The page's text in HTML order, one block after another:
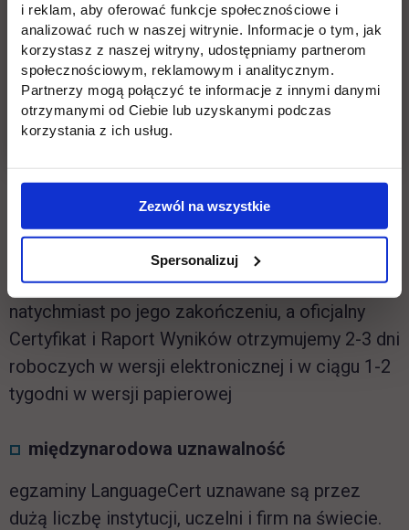
i reklam, aby oferować funkcje społecznościowe i
analizować ruch w naszej witrynie. Informacje o tym, jak
korzystasz z naszej witryny, udostępniamy partnerom
społecznościowym, reklamowym i analitycznym.
Partnerzy mogą połączyć te informacje z innymi danymi
otrzymanymi od Ciebie lub uzyskanymi podczas
korzystania z ich usług.
Zezwól na wszystkie
Spersonalizuj
przez całą dobę, 365 dni w roku
szeroki zakres diagnostyczny
egzamin mierzy wszystkie poziomy
zaawansowania od A1 do C2 wg
natychmiastowe rezultaty
wyniki są dostępne już w ciągu 48h po teście.
(wstępne rezultaty egzaminu znane są
natychmiast po jego zakończeniu, a oficjalny
Certyfikat i Raport Wyników otrzymujemy 2-3 dni
roboczych w wersji elektronicznej i w ciągu 1-2
tygodni w wersji papierowej
międzynarodowa uznawalność
egzaminy LanguageCert uznawane są przez
dużą liczbę instytucji, uczelni i firm na świecie.